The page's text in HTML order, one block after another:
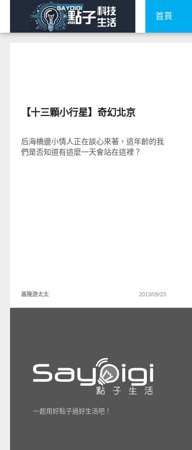
首頁
【十三顆小行星】奇幻北京
后海橋邊小情人正在談心來著，這年齡的我
們是否知道有這麼一天會站在這裡？
基隆游太太 2013/09/23
一起用好點子過好生活吧！